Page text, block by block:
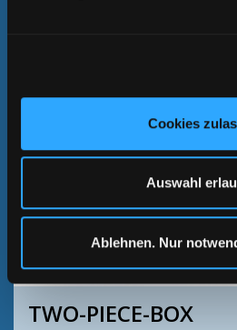
Cookies
Auswahl
Ablehnen. Nur
TWO-PIECE-BOX